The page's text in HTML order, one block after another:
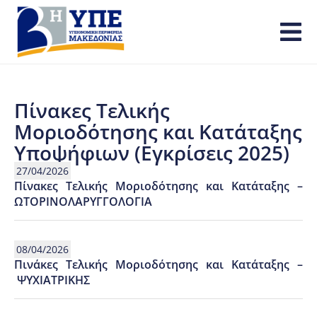
Πίνακες Τελικής
Μοριοδότησης και Κατάταξης
Υποψήφιων (Εγκρίσεις 2025)
27/04/2026
Πίνακες Τελικής Μοριοδότησης και Κατάταξης –
ΩΤΟΡΙΝΟΛΑΡΥΓΓΟΛΟΓΙΑ
08/04/2026
Πινάκες Τελικής Μοριοδότησης και Κατάταξης –
ΨΥΧΙΑΤΡΙΚΗΣ